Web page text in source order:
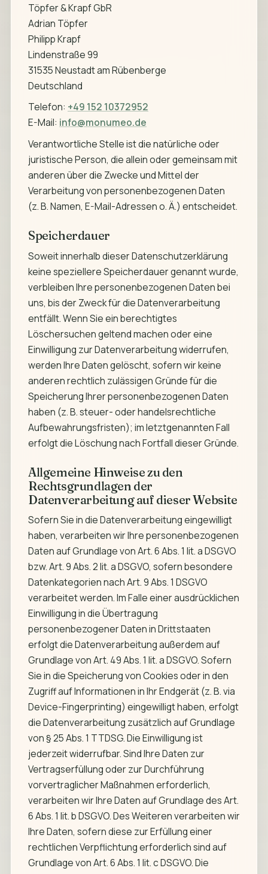
Töpfer & Krapf GbR
Adrian Töpfer
Philipp Krapf
Lindenstraße 99
31535 Neustadt am Rübenberge
Deutschland
Telefon: +49 152 10372952
E-Mail: info@monumeo.de
Verantwortliche Stelle ist die natürliche oder
juristische Person, die allein oder gemeinsam mit
anderen über die Zwecke und Mittel der
Verarbeitung von personenbezogenen Daten
(z. B. Namen, E-Mail-Adressen o. Ä.) entscheidet.
Speicherdauer
Soweit innerhalb dieser Datenschutzerklärung
keine speziellere Speicherdauer genannt wurde,
verbleiben Ihre personenbezogenen Daten bei
uns, bis der Zweck für die Datenverarbeitung
entfällt. Wenn Sie ein berechtigtes
Löschersuchen geltend machen oder eine
Einwilligung zur Datenverarbeitung widerrufen,
werden Ihre Daten gelöscht, sofern wir keine
anderen rechtlich zulässigen Gründe für die
Speicherung Ihrer personenbezogenen Daten
haben (z. B. steuer- oder handelsrechtliche
Aufbewahrungsfristen); im letztgenannten Fall
erfolgt die Löschung nach Fortfall dieser Gründe.
Allgemeine Hinweise zu den
Rechtsgrundlagen der
Datenverarbeitung auf dieser Website
Sofern Sie in die Datenverarbeitung eingewilligt
haben, verarbeiten wir Ihre personenbezogenen
Daten auf Grundlage von Art. 6 Abs. 1 lit. a DSGVO
bzw. Art. 9 Abs. 2 lit. a DSGVO, sofern besondere
Datenkategorien nach Art. 9 Abs. 1 DSGVO
verarbeitet werden. Im Falle einer ausdrücklichen
Einwilligung in die Übertragung
personenbezogener Daten in Drittstaaten
erfolgt die Datenverarbeitung außerdem auf
Grundlage von Art. 49 Abs. 1 lit. a DSGVO. Sofern
Sie in die Speicherung von Cookies oder in den
Zugriff auf Informationen in Ihr Endgerät (z. B. via
Device-Fingerprinting) eingewilligt haben, erfolgt
die Datenverarbeitung zusätzlich auf Grundlage
von § 25 Abs. 1 TTDSG. Die Einwilligung ist
jederzeit widerrufbar. Sind Ihre Daten zur
Vertragserfüllung oder zur Durchführung
vorvertraglicher Maßnahmen erforderlich,
verarbeiten wir Ihre Daten auf Grundlage des Art.
6 Abs. 1 lit. b DSGVO. Des Weiteren verarbeiten wir
Ihre Daten, sofern diese zur Erfüllung einer
rechtlichen Verpflichtung erforderlich sind auf
Grundlage von Art. 6 Abs. 1 lit. c DSGVO. Die